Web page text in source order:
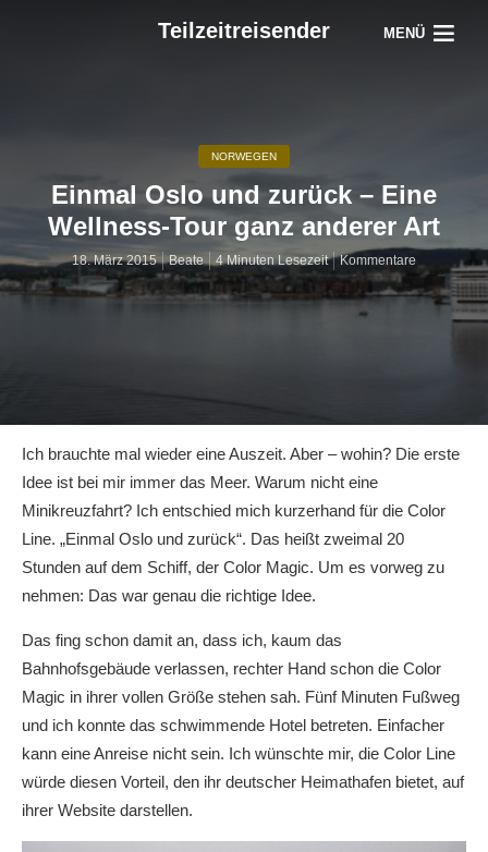
Teilzeitreisender MENÜ
NORWEGEN
Einmal Oslo und zurück – Eine
Wellness-Tour ganz anderer Art
18. März 2015 Beate 4 Minuten Lesezeit Kommentare
Ich brauchte mal wieder eine Auszeit. Aber – wohin? Die erste
Idee ist bei mir immer das Meer. Warum nicht eine
Minikreuzfahrt? Ich entschied mich kurzerhand für die Color
Line. „Einmal Oslo und zurück“. Das heißt zweimal 20
Stunden auf dem Schiff, der Color Magic. Um es vorweg zu
nehmen: Das war genau die richtige Idee.
Das fing schon damit an, dass ich, kaum das
Bahnhofsgebäude verlassen, rechter Hand schon die Color
Magic in ihrer vollen Größe stehen sah. Fünf Minuten Fußweg
und ich konnte das schwimmende Hotel betreten. Einfacher
kann eine Anreise nicht sein. Ich wünschte mir, die Color Line
würde diesen Vorteil, den ihr deutscher Heimathafen bietet, auf
ihrer Website darstellen.